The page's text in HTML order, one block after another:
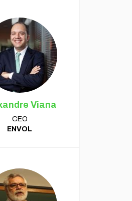
Viana
CEO
ENVOL